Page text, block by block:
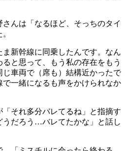
んは「なるほど、そっちのタイ
ま新幹線に同乗したんです。なん
と思って、もう私の存在をもう
車両で（席も）結構近かったで
一緒になるも声をかけられなか
それ多分バレてるね」と指摘す
うだろう…バレてたかな」と話し